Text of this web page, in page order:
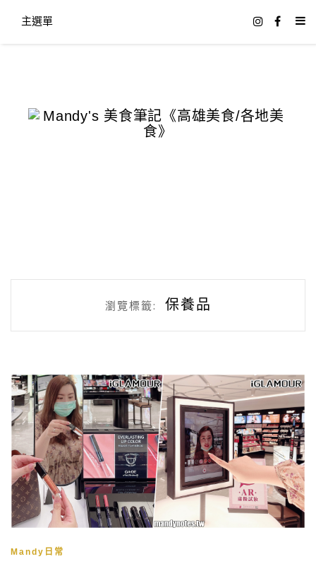
主選單
瀏覽標籤: 保養品
Mandy日常